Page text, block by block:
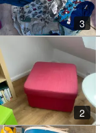
3
2